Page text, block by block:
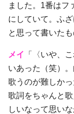
ました。1番はフ
にしていて。ふ
と思って書いた
メイ
「〈いや、
いあった（笑）
歌うのが難しか
歌詞をちゃんと
しいなって思い